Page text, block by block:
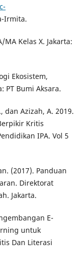
Irmita.
Kelas X. Jakarta:
Ekosistem,
PT Bumi Aksara.
dan Azizah, A. 2019.
Kritis
IPA. Vol 5
(2017). Panduan
Direktorat
Jakarta.
E-
untuk
Dan Literasi